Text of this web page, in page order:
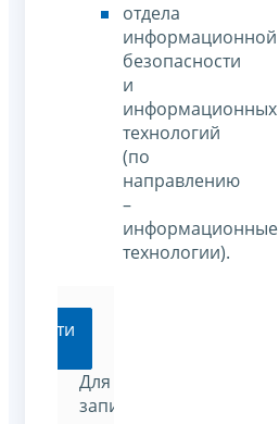
отдела
информационной
безопасности
и
информационных
технологий
(по
направлению
–
информационные
технологии).
Перейти
Для
записи